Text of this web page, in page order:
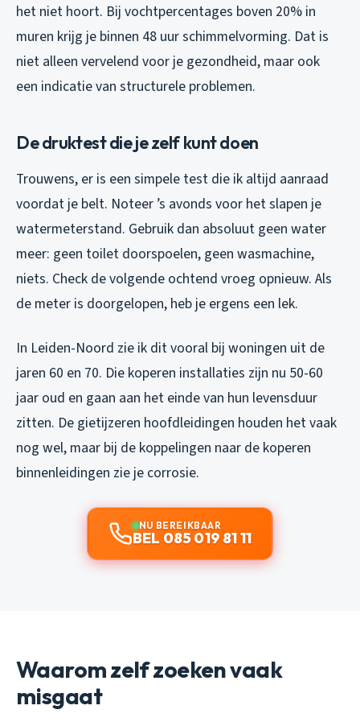
het niet hoort. Bij vochtpercentages boven 20% in
muren krijg je binnen 48 uur schimmelvorming. Dat is
niet alleen vervelend voor je gezondheid, maar ook
een indicatie van structurele problemen.
De druktest die je zelf kunt doen
Trouwens, er is een simpele test die ik altijd aanraad
voordat je belt. Noteer ’s avonds voor het slapen je
watermeterstand. Gebruik dan absoluut geen water
meer: geen toilet doorspoelen, geen wasmachine,
niets. Check de volgende ochtend vroeg opnieuw. Als
de meter is doorgelopen, heb je ergens een lek.
In Leiden-Noord zie ik dit vooral bij woningen uit de
jaren 60 en 70. Die koperen installaties zijn nu 50-60
jaar oud en gaan aan het einde van hun levensduur
zitten. De gietijzeren hoofdleidingen houden het vaak
nog wel, maar bij de koppelingen naar de koperen
binnenleidingen zie je corrosie.
NU BEREIKBAAR
BEL 085 019 81 11
Waarom zelf zoeken vaak
misgaat